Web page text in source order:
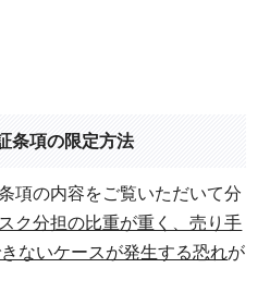
条項の限定方法
項の内容をご覧いただいて分
ク分担の比重が重く、売り手
ないケースが発生する恐れが